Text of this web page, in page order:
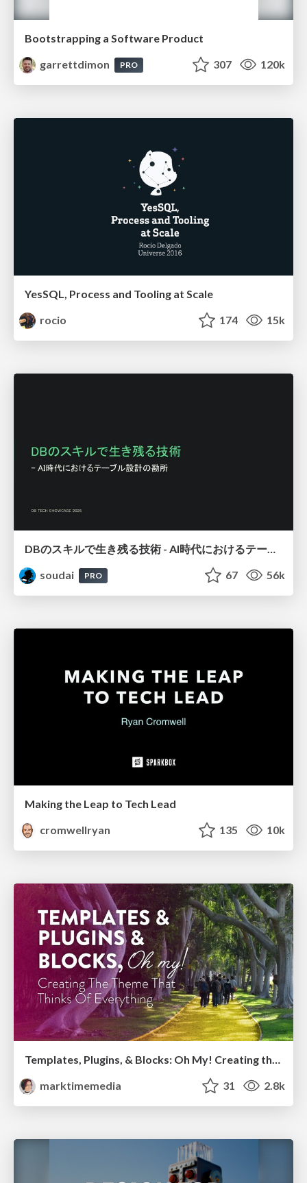
Bootstrapping a Software Product
garrettdimon
PRO 307 120k
YesSQL, Process and Tooling at Scale
rocio
174 15k
DBのスキルで生き残る技術 - AI時代におけるテーブル設計の勘所
soudai
PRO 67 56k
Making the Leap to Tech Lead
cromwellryan
135 10k
Templates, Plugins, & Blocks: Oh My! Creating the theme that thinks of everything
marktimemedia
31 2.8k